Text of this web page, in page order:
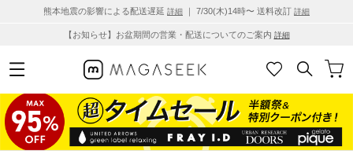
熊本地震の影響による配送遅延 詳細 ｜ 7/30(木)14時〜 送料改訂 詳細
【お知らせ】お盆期間の営業・配送についてのご案内 詳細